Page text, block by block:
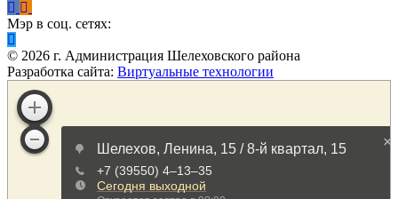
Мэр в соц. сетях:
© 2026 г. Администрация Шелеховского района
Разработка сайта: Виртуальные технологии